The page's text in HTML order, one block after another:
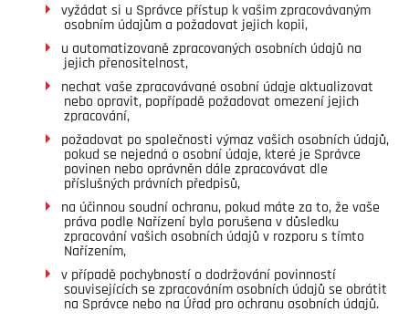
vyžádat si u Správce přístup k vašim zpracovávaným
osobním údajům a požadovat jejich kopii,
u automatizovaně zpracovaných osobních údajů na
jejich přenositelnost,
nechat vaše zpracovávané osobní údaje aktualizovat
nebo opravit, popřípadě požadovat omezení jejich
zpracování,
požadovat po společnosti výmaz vašich osobních údajů,
pokud se nejedná o osobní údaje, které je Správce
povinen nebo oprávněn dále zpracovávat dle
příslušných právních předpisů,
na účinnou soudní ochranu, pokud máte za to, že vaše
práva podle Nařízení byla porušena v důsledku
zpracování vašich osobních údajů v rozporu s tímto
Nařízením,
v případě pochybností o dodržování povinností
souvisejících se zpracováním osobních údajů se obrátit
na Správce nebo na Úřad pro ochranu osobních údajů.